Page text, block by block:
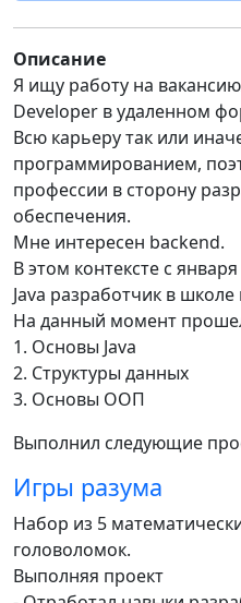
Описание
Я ищу работу на
Developer в удаленном
Всю карьеру так или
программированием,
профессии в сторону
обеспечения.
Мне интересен backend.
В этом контексте с
Java разработчик в
На данный момент
1. Основы Java
2. Структуры данных
3. Основы ООП
Выполнил следующие
Игры разума
Набор из 5
головоломок.
Выполняя проект